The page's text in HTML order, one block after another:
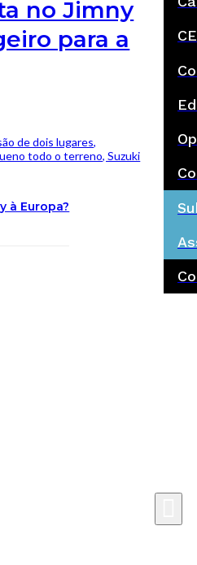
no Jimny
para a
de dois lugares,
todo o terreno, Suzuki
à Europa?